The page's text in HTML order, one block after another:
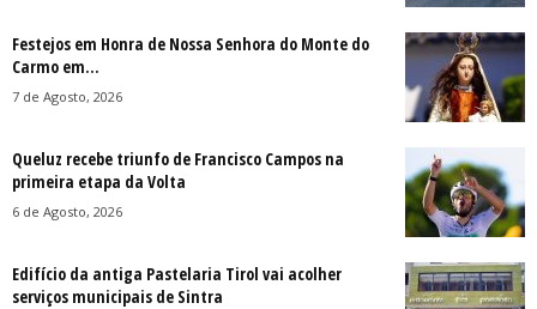
Festejos em Honra de Nossa Senhora do Monte do
Carmo em...
7 de Agosto, 2026
Queluz recebe triunfo de Francisco Campos na
primeira etapa da Volta
6 de Agosto, 2026
Edifício da antiga Pastelaria Tirol vai acolher
serviços municipais de Sintra